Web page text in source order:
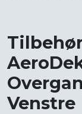
Venstre